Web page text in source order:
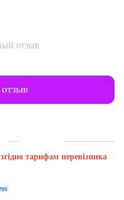
отзыв
тарифам перевізника